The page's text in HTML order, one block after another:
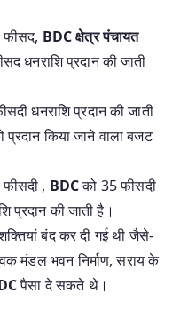
फीसद, BDC क्षेत्र पंचायत
धनराशि प्रदान की जाती
धनराशि प्रदान की जाती
प्रदान किया जाने वाला बजट
फीसदी , BDCको 35 फीसदी
प्रदान की जाती है।
बंद कर दी गई थी जैसे-
मंडल भवन निर्माण, सराय के
पैसा दे सकते थे।